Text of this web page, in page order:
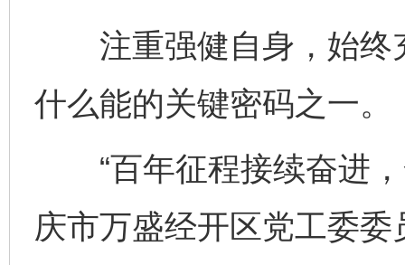
注重强健自身，始终
什么能的关键密码之一。
“百年征程接续奋进，
庆市万盛经开区党工委